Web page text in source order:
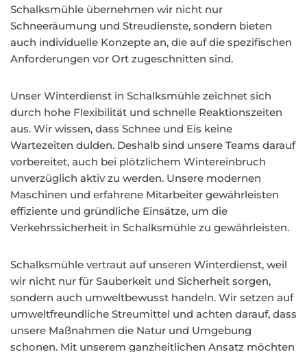
Schalksmühle übernehmen wir nicht nur
Schneeräumung und Streudienste, sondern bieten
auch individuelle Konzepte an, die auf die spezifischen
Anforderungen vor Ort zugeschnitten sind.
Unser Winterdienst in Schalksmühle zeichnet sich
durch hohe Flexibilität und schnelle Reaktionszeiten
aus. Wir wissen, dass Schnee und Eis keine
Wartezeiten dulden. Deshalb sind unsere Teams darauf
vorbereitet, auch bei plötzlichem Wintereinbruch
unverzüglich aktiv zu werden. Unsere modernen
Maschinen und erfahrene Mitarbeiter gewährleisten
effiziente und gründliche Einsätze, um die
Verkehrssicherheit in Schalksmühle zu gewährleisten.
Schalksmühle vertraut auf unseren Winterdienst, weil
wir nicht nur für Sauberkeit und Sicherheit sorgen,
sondern auch umweltbewusst handeln. Wir setzen auf
umweltfreundliche Streumittel und achten darauf, dass
unsere Maßnahmen die Natur und Umgebung
schonen. Mit unserem ganzheitlichen Ansatz möchten